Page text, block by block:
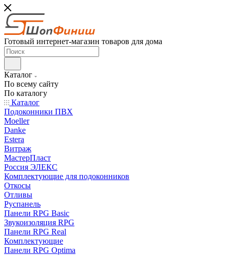
Готовый интернет-магазин товаров для дома
Каталог
По всему сайту
По каталогу
Каталог
Подоконники ПВХ
Moeller
Danke
Estera
Витраж
МастерПласт
Россия ЭЛЕКС
Комплектующие для подоконников
Откосы
Отливы
Руспанель
Панели RPG Basic
Звукоизоляция RPG
Панели RPG Real
Комплектующие
Панели RPG Optima